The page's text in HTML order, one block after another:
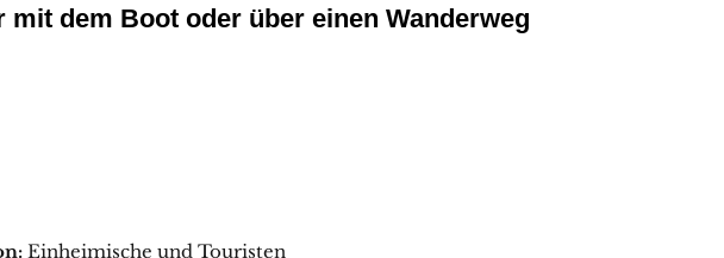
mit dem Boot oder über einen Wanderweg
Einheimische und Touristen